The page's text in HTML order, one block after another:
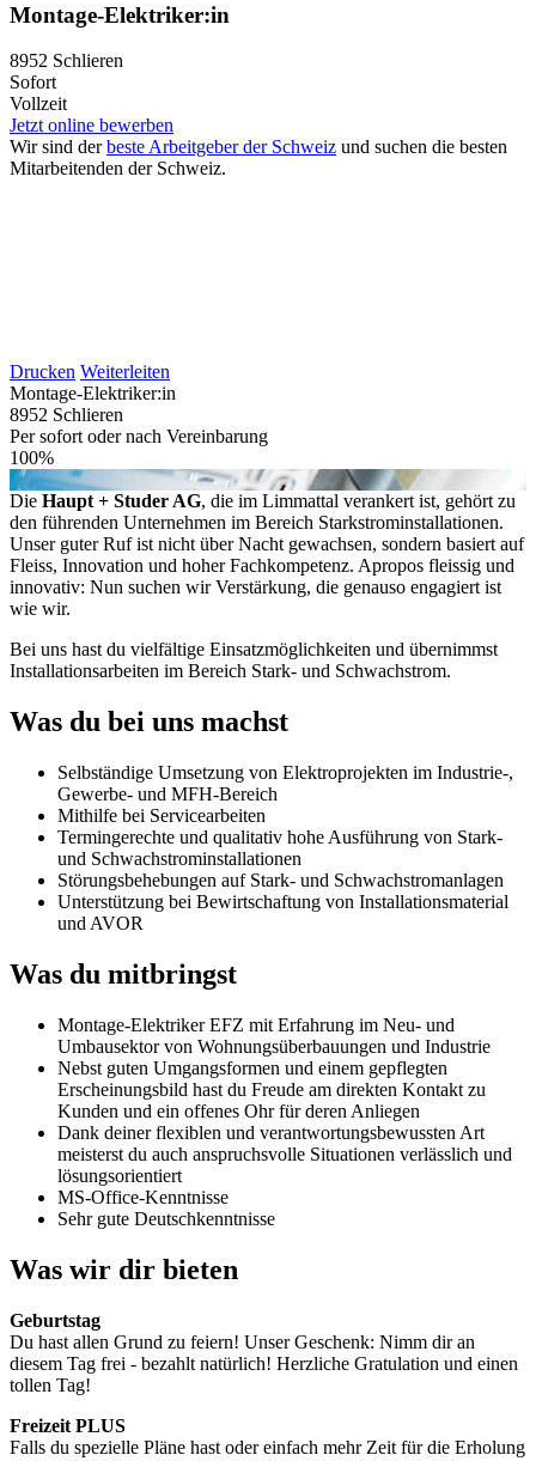
Montage-Elektriker:in
8952 Schlieren
Sofort
Vollzeit
Jetzt online bewerben
Wir sind derbeste Arbeitgeber der Schweiz und suchen die besten
Mitarbeitenden der Schweiz.
Drucken Weiterleiten
Montage-Elektriker:in
8952 Schlieren
Per sofort oder nach Vereinbarung
100%
Die Haupt + Studer AG, die im Limmattal verankert ist, gehört zu
den führenden Unternehmen im Bereich Starkstrominstallationen.
Unser guter Ruf ist nicht über Nacht gewachsen, sondern basiert auf
Fleiss, Innovation und hoher Fachkompetenz. Apropos fleissig und
innovativ: Nun suchen wir Verstärkung, die genauso engagiert ist
wie wir.
Bei uns hast du vielfältige Einsatzmöglichkeiten und übernimmst
Installationsarbeiten im Bereich Stark- und Schwachstrom.
Was du bei uns machst
Selbständige Umsetzung von Elektroprojekten im Industrie-,
Gewerbe- und MFH-Bereich
Mithilfe bei Servicearbeiten
Termingerechte und qualitativ hohe Ausführung von Stark-
und Schwachstrominstallationen
Störungsbehebungen auf Stark- und Schwachstromanlagen
Unterstützung bei Bewirtschaftung von Installationsmaterial
und AVOR
Was du mitbringst
Montage-Elektriker EFZ mit Erfahrung im Neu- und
Umbausektor von Wohnungsüberbauungen und Industrie
Nebst guten Umgangsformen und einem gepflegten
Erscheinungsbild hast du Freude am direkten Kontakt zu
Kunden und ein offenes Ohr für deren Anliegen
Dank deiner flexiblen und verantwortungsbewussten Art
meisterst du auch anspruchsvolle Situationen verlässlich und
lösungsorientiert
MS-Office-Kenntnisse
Sehr gute Deutschkenntnisse
Was wir dir bieten
Geburtstag
Du hast allen Grund zu feiern! Unser Geschenk: Nimm dir an
diesem Tag frei - bezahlt natürlich! Herzliche Gratulation und einen
tollen Tag!
Freizeit PLUS
Falls du spezielle Pläne hast oder einfach mehr Zeit für die Erholung